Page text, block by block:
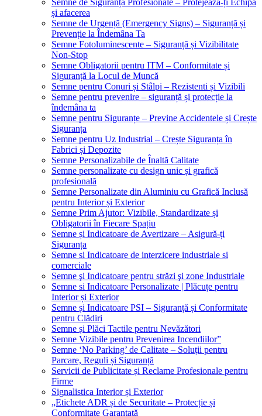
Semne de Siguranță Profesionale – Protejează-ți Echipa
și afacerea
Semne de Urgență (Emergency Signs) – Siguranță și
Prevenție la Îndemâna Ta
Semne Fotoluminescente – Siguranță și Vizibilitate
Non-Stop
Semne Obligatorii pentru ITM – Conformitate și
Siguranță la Locul de Muncă
Semne pentru Conuri și Stâlpi – Rezistenti și Vizibili
Semne pentru prevenire – siguranță și protecție la
îndemâna ta
Semne pentru Siguranțe – Previne Accidentele și Crește
Siguranța
Semne pentru Uz Industrial – Crește Siguranța în
Fabrici și Depozite
Semne Personalizabile de Înaltă Calitate
Semne personalizate cu design unic și grafică
profesională
Semne Personalizate din Aluminiu cu Grafică Inclusă
pentru Interior și Exterior
Semne Prim Ajutor: Vizibile, Standardizate și
Obligatorii în Fiecare Spațiu
Semne și Indicatoare de Avertizare – Asigură-ți
Siguranța
Semne si Indicatoare de interzicere industriale si
comerciale
Semne şi Indicatoare pentru străzi şi zone Industriale
Semne si Indicatoare Personalizate | Plăcuțe pentru
Interior și Exterior
Semne și Indicatoare PSI – Siguranță și Conformitate
pentru Clădiri
Semne și Plăci Tactile pentru Nevăzători
Semne Vizibile pentru Prevenirea Incendiilor”
Semne ‘No Parking’ de Calitate – Soluții pentru
Parcare, Reguli și Siguranță
Servicii de Publicitate și Reclame Profesionale pentru
Firme
Signalistica Interior și Exterior
„Etichete ADR și de Securitate – Protecție și
Conformitate Garantată